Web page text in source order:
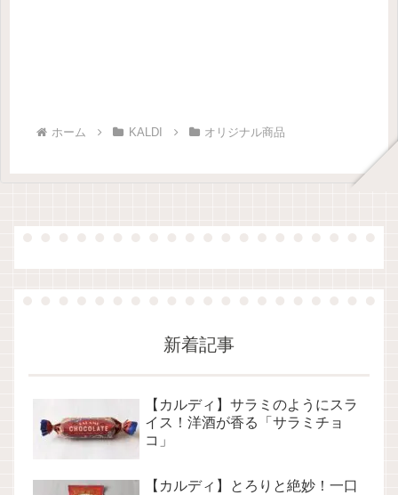
ホーム KALDI オリジナル商品
新着記事
【カルディ】サラミのようにスラ
イス！洋酒が香る「サラミチョ
コ」
【カルディ】とろりと絶妙！一口